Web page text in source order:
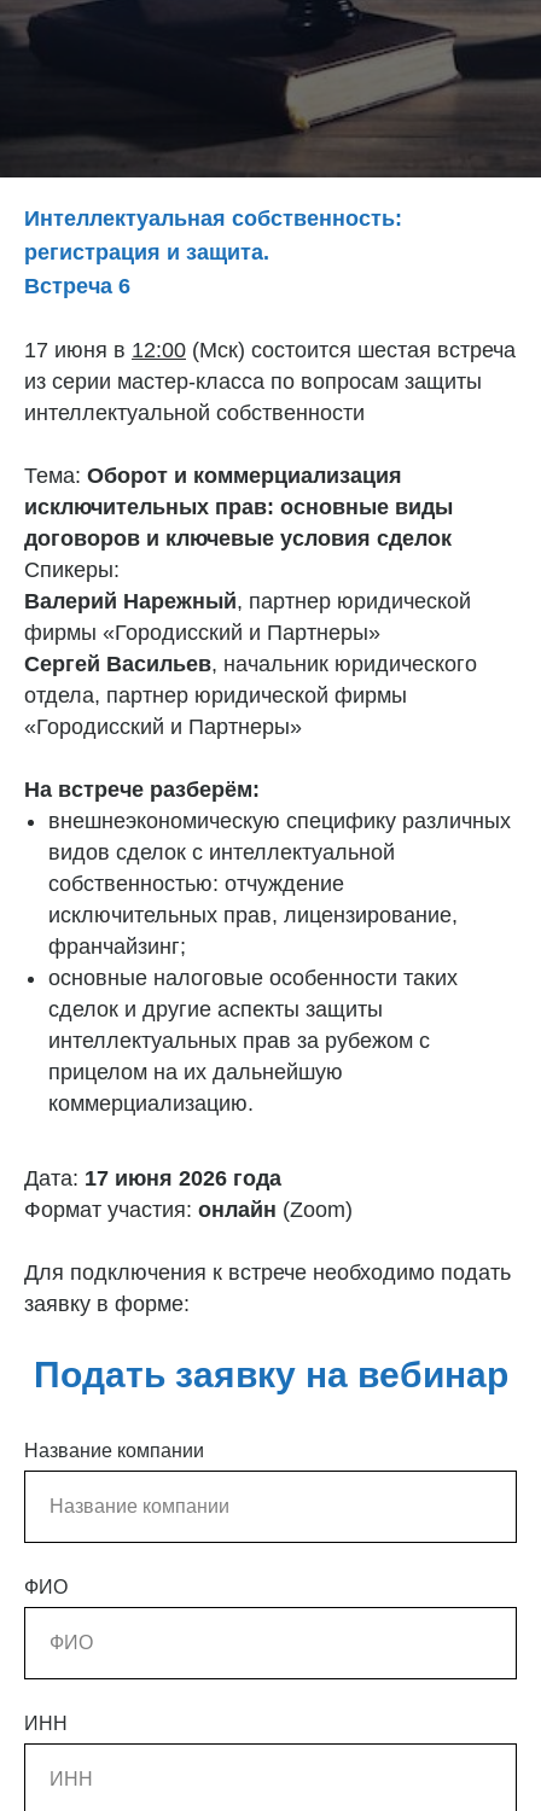
Интеллектуальная собственность:
регистрация и защита.
Встреча 6
17 июня в 12:00 (Мск) состоится шестая встреча
из серии мастер-класса по вопросам защиты
интеллектуальной собственности
Тема: Оборот и коммерциализация
исключительных прав: основные виды
договоров и ключевые условия сделок
Спикеры:
Валерий Нарежный, партнер юридической
фирмы «Городисский и Партнеры»
Сергей Васильев, начальник юридического
отдела, партнер юридической фирмы
«Городисский и Партнеры»
На встрече разберём:
внешнеэкономическую специфику различных
видов сделок с интеллектуальной
собственностью: отчуждение
исключительных прав, лицензирование,
франчайзинг;
основные налоговые особенности таких
сделок и другие аспекты защиты
интеллектуальных прав за рубежом с
прицелом на их дальнейшую
коммерциализацию.
Дата: 17 июня 2026 года
Формат участия: онлайн (Zoom)
Для подключения к встрече необходимо подать
заявку в форме:
Подать заявку на вебинар
Название компании
ФИО
ИНН